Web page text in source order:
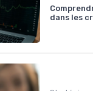
dans les